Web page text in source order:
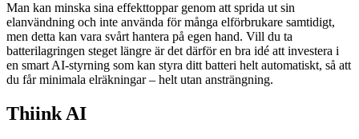
Man kan minska sina effekttoppar genom att sprida ut sin
elanvändning och inte använda för många elförbrukare samtidigt,
men detta kan vara svårt hantera på egen hand. Vill du ta
batterilagringen steget längre är det därför en bra idé att investera i
en smart AI-styrning som kan styra ditt batteri helt automatiskt, så att
du får minimala elräkningar – helt utan ansträngning.
Thiink AI